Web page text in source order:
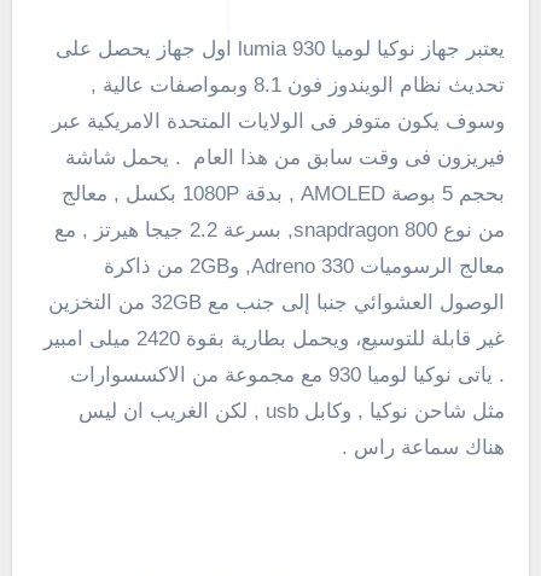
يعتبر جهاز نوكيا لوميا lumia 930 اول جهاز يحصل على
تحديث نظام الويندوز فون 8.1 وبمواصفات عالية ,
وسوف يكون متوفر فى الولايات المتحدة الامريكية عبر
فيريزون فى وقت سابق من هذا العام . يحمل شاشة
بحجم 5 بوصة
AMOLED
, بدقة 1080P بكسل , معالج
من نوع snapdragon 800, بسرعة 2.2 جيجا هيرتز , مع
معالج الرسوميات Adreno 330, و
2GB من ذاكرة
الوصول العشوائي جنبا إلى جنب مع 32GB من
التخزين
غير قابلة للتوسيع، ويحمل بطارية بقوة 2420 ميلى امبير
.
ياتى نوكيا لوميا 930 مع مجموعة من الاكسسوارات
مثل شاحن نوكيا , وكابل usb , لكن الغريب ان ليس
هناك سماعة راس .